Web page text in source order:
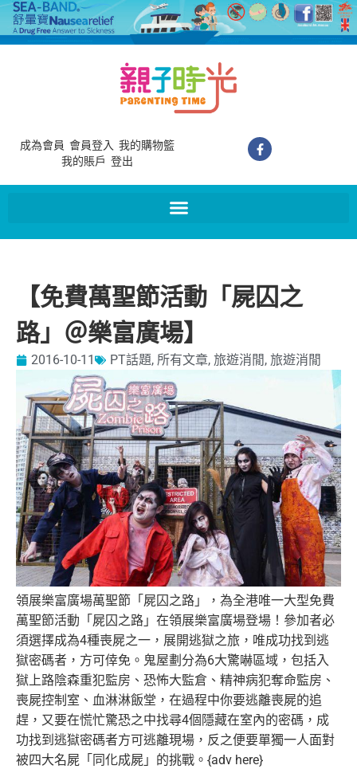
成為會員 會員登入 我的購物籃
我的賬戶 登出
【免費萬聖節活動「屍囚之
路」＠樂富廣場】
2016-10-11 PT話題, 所有文章, 旅遊消閒, 旅遊消閒
領展樂富廣場萬聖節「屍囚之路」，為全港唯一大型免費
萬聖節活動「屍囚之路」在領展樂富廣場登場！參加者必
須選擇成為4種喪屍之一，展開逃獄之旅，唯成功找到逃
獄密碼者，方可倖免。鬼屋劃分為6大驚嚇區域，包括入
獄上路陰森重犯監房、恐怖大監倉、精神病犯奪命監房、
喪屍控制室、血淋淋飯堂，在過程中你要逃離喪屍的追
趕，又要在慌忙驚恐之中找尋4個隱藏在室內的密碼，成
功找到逃獄密碼者方可逃離現場，反之便要單獨一人面對
被四大名屍「同化成屍」的挑戰。{adv here}